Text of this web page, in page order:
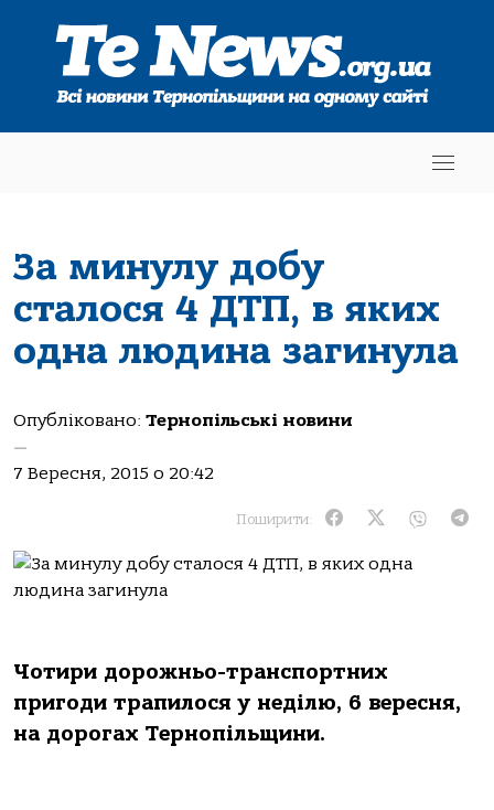
За минулу добу
сталося 4 ДТП, в яких
одна людина загинула
Опубліковано: Тернопільські новини
—
7 Вересня, 2015 о 20:42
Поширити:
Чотири дорожньо-транспортних
пригоди трапилося у неділю, 6 вересня,
на дорогах Тернопільщини.